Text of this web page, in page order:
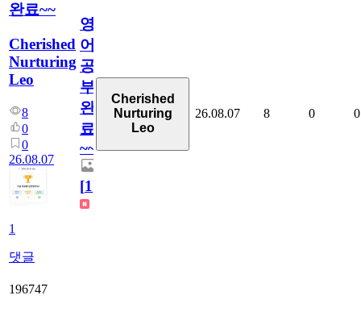
완료~~
Cherished
Nurturing
Leo
8
0
0
26.08.07
1
댓글
영
어
공
부
완
료
~~
[1]
Cherished
Nurturing
Leo
26.08.07 8 0 0
196747